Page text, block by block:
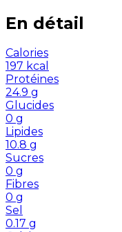
En détail
Calories
197 kcal
Protéines
24.9 g
Glucides
0 g
Lipides
10.8 g
Sucres
0 g
Fibres
0 g
Sel
0.17 g